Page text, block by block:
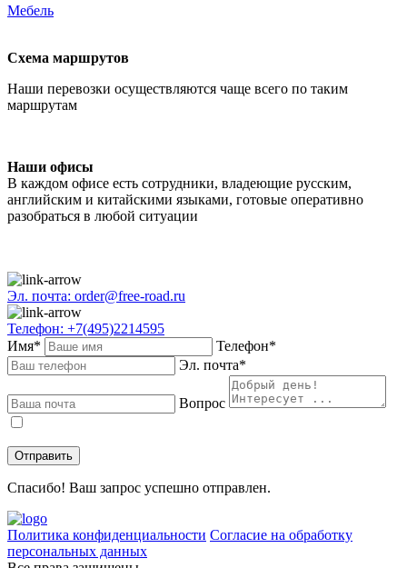
Мебель
Схема маршрутов
Наши перевозки осуществляются чаще всего по таким
маршрутам
Наши офисы
В каждом офисе есть сотрудники, владеющие русским,
английским и китайскими языками, готовые оперативно
разобраться в любой ситуации
Эл. почта: order@free-road.ru
Телефон: +7(495)2214595
Имя*
Телефон*
Эл. почта*
Вопрос
Спасибо! Ваш запрос успешно отправлен.
Политика конфиденциальности Согласие на обработку
персональных данных